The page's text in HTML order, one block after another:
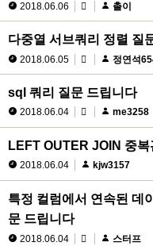
2018.06.06 촐이
다중열 서브쿼리 정렬 질
2018.06.05 정연석
sql 쿼리 질문 드립니다
2018.06.04 me3258
LEFT OUTER JOIN 중복
2018.06.04 kjw3157
특정 컬럼에서 연속된 데
문 드립니다
2018.06.04 스터프